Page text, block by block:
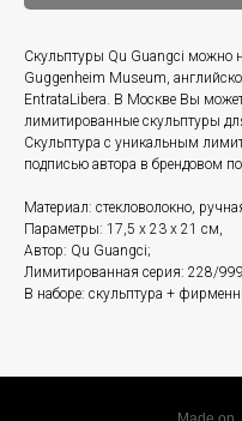
Скульптуры Qu Guangci можно
Guggenheim Museum,
EntrataLibera. В Москве Вы
лимитированные скульптуры
Скульптура с уникальным
подписью автора в брендовом
Материал: стекловолокно,
Параметры: 17,5 x 23 x 21 см,
Автор: Qu Guangci;
Лимитированная серия: 228/
В наборе: скульптура +